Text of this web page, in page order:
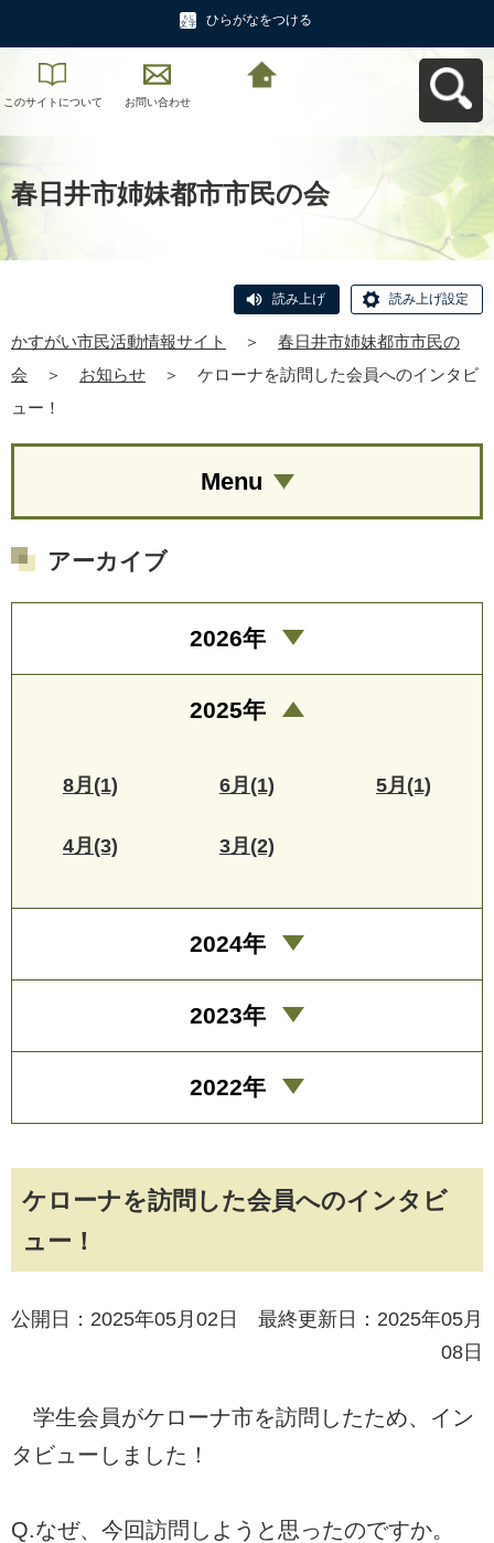
ひらがなをつける
このサイトについて お問い合わせ
春日井市姉妹都市市民の会
読み上げ 読み上げ設定
かすがい市民活動情報サイト ＞
春日井市姉妹都市市民の
会
＞ お知らせ ＞
ケローナを訪問した会員へのインタビ
ュー！
ケローナを訪問した会員へのインタビ
ュー！
公開日：2025年05月02日 最終更新日：2025年05月
08日
学生会員がケローナ市を訪問したため、イン
タビューしました！
Q.なぜ、今回訪問しようと思ったのですか。
Menu
アーカイブ
2026年
2025年
8月(1) 6月(1) 5月(1)
4月(3) 3月(2)
2024年
2023年
2022年